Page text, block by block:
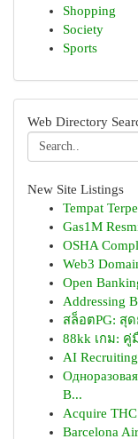
Shopping
Society
Sports
Web Directory
New Site Listings
Tempat
Gas1M
OSHA
Web3
Open
Addressing
สล็อตPG: สุ
88kk เกม: คู่
AI
В...
Acquire
Barcelona